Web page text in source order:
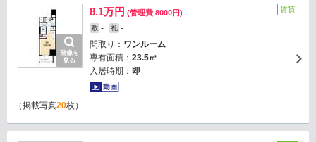
画像を
見る
8.1万円 (管理費 8000円)
敷 - 礼 -
間取り： ワンルーム
専有面積： 23.5㎡
入居時期： 即
賃貸
（掲載写真20枚）